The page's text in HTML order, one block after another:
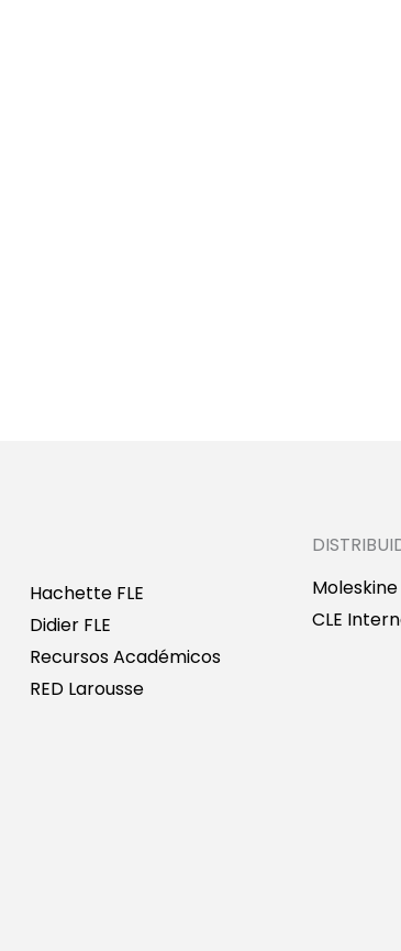
Hachette FLE
Didier FLE
Recursos Académicos
RED Larousse
Moleskine
CLE